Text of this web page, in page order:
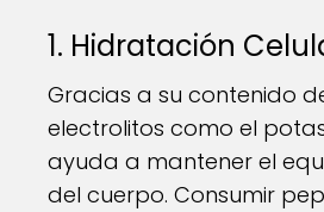
1. Hidratación
Gracias a su contenido
electrolitos como el
ayuda a mantener el
del cuerpo. Consumir